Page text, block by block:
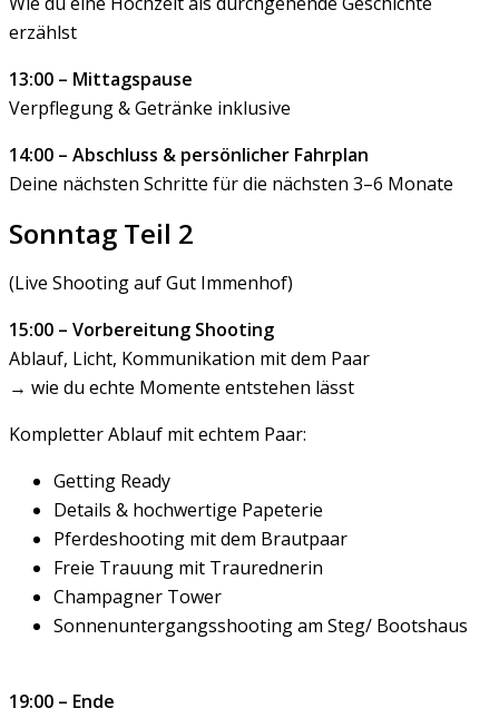
erzählst
13:00 – Mittagspause
Verpflegung & Getränke inklusive
14:00 – Abschluss & persönlicher Fahrplan
Deine nächsten Schritte für die nächsten 3–6 Monate
Sonntag Teil 2
(Live Shooting auf Gut Immenhof)
15:00 – Vorbereitung Shooting
Ablauf, Licht, Kommunikation mit dem Paar
→ wie du echte Momente entstehen lässt
Kompletter Ablauf mit echtem Paar:
Getting Ready
Details & hochwertige Papeterie
Pferdeshooting mit dem Brautpaar
Freie Trauung mit Traurednerin
Champagner Tower
Sonnenuntergangsshooting am Steg/ Bootshaus
19:00 – Ende